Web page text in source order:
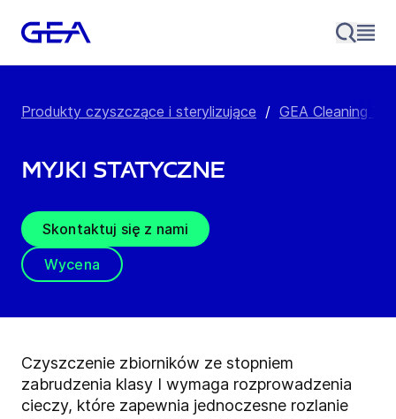
Produkty czyszczące i sterylizujące / GEA Cleaning
Myjki statyczne
Skontaktuj się z nami
Wycena
Czyszczenie zbiorników ze stopniem
zabrudzenia klasy I wymaga rozprowadzenia
cieczy, które zapewnia jednoczesne rozlanie